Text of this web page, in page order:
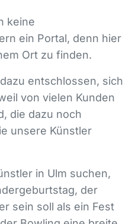
keine
ein Portal, denn hier
Ort zu finden.
entschlossen, sich
von vielen Kunden
die dazu noch
unsere Künstler
in Ulm suchen,
der
sein soll als ein Fest